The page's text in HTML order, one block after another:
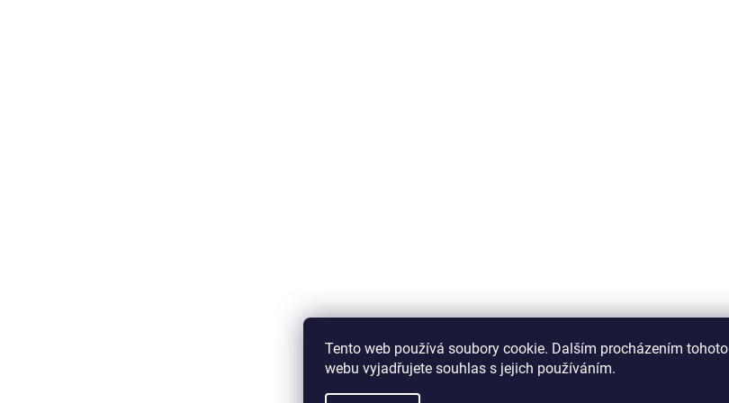
Tento web používá soubory cookie. Dalším procházením tohoto
webu vyjadřujete souhlas s jejich používáním.